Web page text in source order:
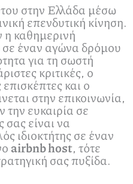
στην Ελλάδα μέσω
επενδυτική κίνηση.
η καθημερινή
σε έναν αγώνα δρόμου
για τη σωστή
κριτικές, ο
και ο
στην επικοινωνία,
ευκαιρία σε
είναι να
ιδιοκτήτης σε έναν
airbnb host, τότε
σας πυξίδα.